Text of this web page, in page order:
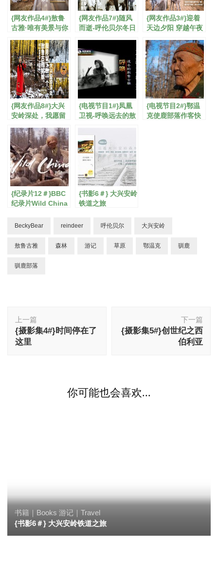
{网友作品4#}敖鲁
古雅·唯有美景与你
{网友作品7#}随风
而逝-呼伦贝尔冬日
{网友作品3#}迎着
天边夕阳 穿越午夜
{网友作品8#}大兴
安岭深处，我愿留
姑娘。
{电视节目1#}凤凰
卫视-呼唤远去的敖
{电视节目2#}鄂温
克使鹿部落作客快
{纪录片12＃}BBC
纪录片Wild China
{书影6＃} 大兴安岭
铁道之旅
BeckyBear reindeer 呼伦贝尔 大兴安岭
敖鲁古雅 森林 游记 草原 鄂温克 驯鹿
驯鹿部落
文
导
航
上一篇
{摄影集4#}时间停在了
这里
下一篇
{摄影集5#}创世纪之西
伯利亚
你可能也会喜欢...
书籍｜Books 游记｜Travel
{书影6＃} 大兴安岭铁道之旅